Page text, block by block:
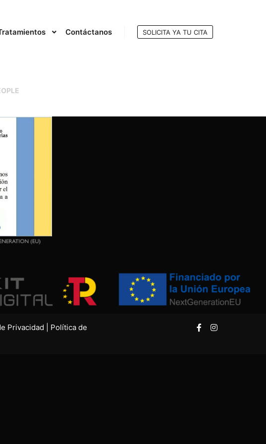
Contáctanos SOLICITA YA TU CITA
Privacidad
Política de